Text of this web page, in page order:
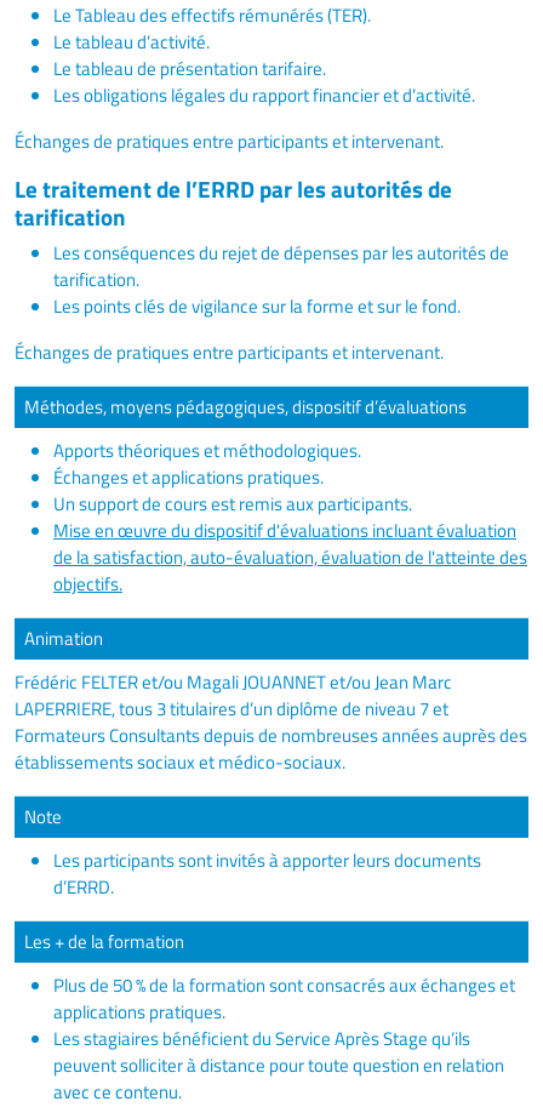
Le Tableau des effectifs rémunérés (TER).
Le tableau d’activité.
Le tableau de présentation tarifaire.
Les obligations légales du rapport financier et d’activité.
Échanges de pratiques entre participants et intervenant.
Le traitement de l’ERRD par les autorités de
tarification
Les conséquences du rejet de dépenses par les autorités de
tarification.
Les points clés de vigilance sur la forme et sur le fond.
Échanges de pratiques entre participants et intervenant.
Méthodes, moyens pédagogiques, dispositif d’évaluations
Apports théoriques et méthodologiques.
Échanges et applications pratiques.
Un support de cours est remis aux participants.
Mise en œuvre du dispositif d'évaluations incluant évaluation
de la satisfaction, auto-évaluation, évaluation de l'atteinte des
objectifs.
Animation
Frédéric FELTER et/ou Magali JOUANNET et/ou Jean Marc
LAPERRIERE, tous 3 titulaires d’un diplôme de niveau 7 et
Formateurs Consultants depuis de nombreuses années auprès des
établissements sociaux et médico-sociaux.
Note
Les participants sont invités à apporter leurs documents
d’ERRD.
Les + de la formation
Plus de 50 % de la formation sont consacrés aux échanges et
applications pratiques.
Les stagiaires bénéficient du Service Après Stage qu’ils
peuvent solliciter à distance pour toute question en relation
avec ce contenu.